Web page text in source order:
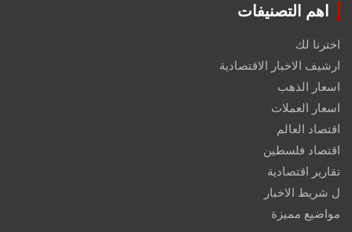
اهم التصنيفات
اخترنا لك
ارشيف الاخبار الاقتصادية
اسعار الذهب
اسعار العملات
اقتصاد العالم
اقتصاد فلسطين
تقارير اقتصادية
ل شريط الاخبار
مواضيع مميزة